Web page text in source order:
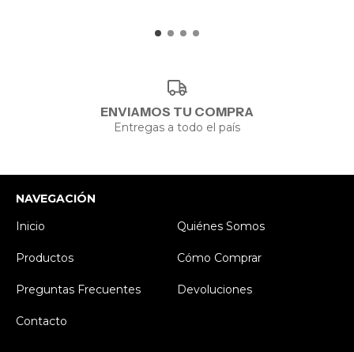
ENVIAMOS TU COMPRA
Entregas a todo el país
NAVEGACIÓN
Inicio
Quiénes Somos
Productos Cómo Comprar
Preguntas Frecuentes Devoluciones
Contacto